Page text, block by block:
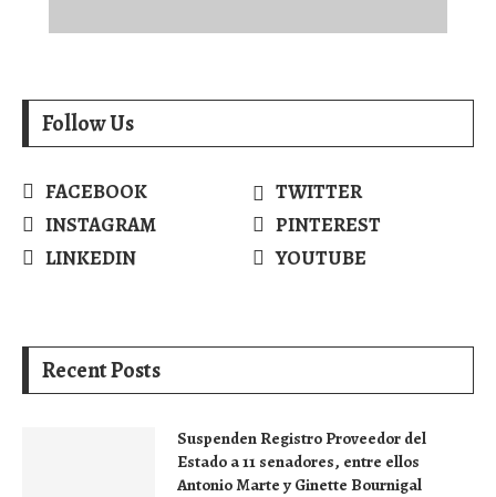
Follow Us
FACEBOOK
TWITTER
INSTAGRAM
PINTEREST
LINKEDIN
YOUTUBE
Recent Posts
Suspenden Registro Proveedor del
Estado a 11 senadores, entre ellos
Antonio Marte y Ginette Bournigal